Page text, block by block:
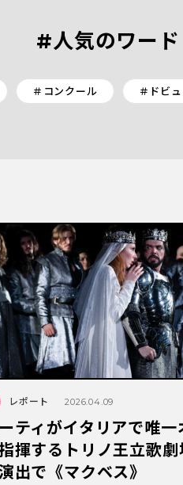
#人気のワード
＃コンクール ＃ドビ
レポート 2026.04.09
ティがイタリアで唯一
揮するトリノ王立歌劇
出で《マクベス》